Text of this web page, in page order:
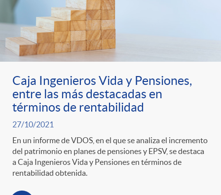
Caja Ingenieros Vida y Pensiones,
entre las más destacadas en
términos de rentabilidad
27/10/2021
En un informe de VDOS, en el que se analiza el incremento
del patrimonio en planes de pensiones y EPSV, se destaca
a Caja Ingenieros Vida y Pensiones en términos de
rentabilidad obtenida.